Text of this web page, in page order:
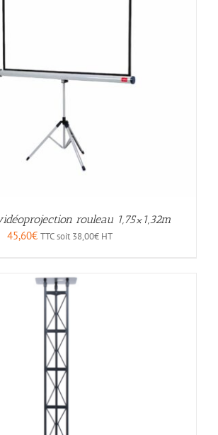
rouleau 1,75×1,32m
45,60€ TTC soit 38,00€HT